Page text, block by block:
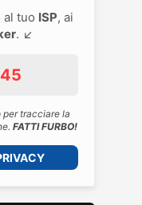
al tuo ISP, ai
. ↙️
per tracciare la
FATTI FURBO!